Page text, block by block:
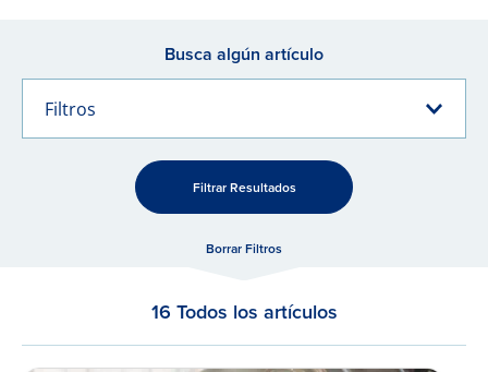
Busca algún artículo
Filtros
Filtrar Resultados
Borrar Filtros
16 Todos los artículos